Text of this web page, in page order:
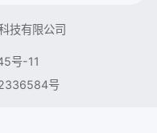
技有限公司
号-11
号